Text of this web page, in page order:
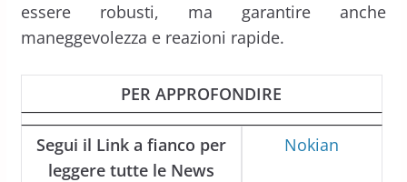
essere robusti, ma garantire anche
maneggevolezza e reazioni rapide.
PER APPROFONDIRE
Segui il Link a fianco per
leggere tutte le News
Nokian